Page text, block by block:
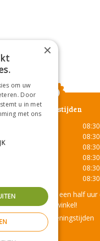
Openingstijden
lunchroom sluit een half uur
dan de winkel!
Toon alle openingstijden
×
om uw
Door
u in met
met ons